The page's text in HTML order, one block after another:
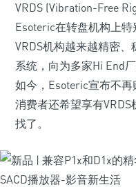
VRDS (Vibration-Free
Esoteric在转盘机构上
VRDS机构越来越精密
系统，向为多家Hi End
如今，Esoteric宣布不
消费者还希望享有
找了。